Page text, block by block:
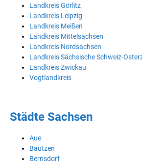
Landkreis Görlitz
Landkreis Leipzig
Landkreis Meißen
Landkreis Mittelsachsen
Landkreis Nordsachsen
Landkreis Sächsische Schweiz-
Landkreis Zwickau
Vogtlandkreis
Städte Sachsen
Aue
Bautzen
Bernsdorf